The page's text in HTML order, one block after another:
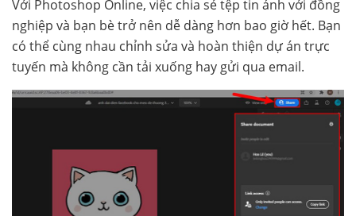
Với Photoshop Online, việc chia sẻ tệp tin ảnh với đồng
nghiệp và bạn bè trở nên dễ dàng hơn bao giờ hết. Bạn
có thể cùng nhau chỉnh sửa và hoàn thiện dự án trực
tuyến mà không cần tải xuống hay gửi qua email.